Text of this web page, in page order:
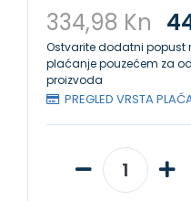
334,98 Kn
Ostvarite dodatni popust
plaćanje pouzećem za
proizvoda
PREGLED VRSTA